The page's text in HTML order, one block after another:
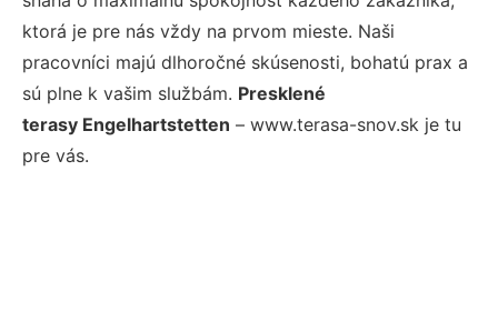
ktorá je pre nás vždy na prvom mieste. Naši
pracovníci majú dlhoročné skúsenosti, bohatú prax a
sú plne k vašim službám. Presklené
terasy Engelhartstetten – www.terasa-snov.sk je tu
pre vás.